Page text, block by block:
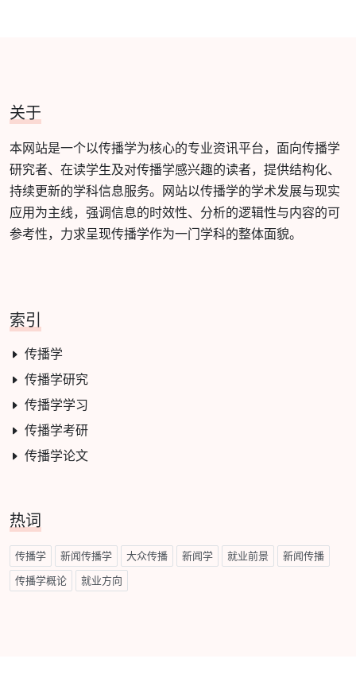
关于
本网站是一个以传播学为核心的专业资讯平台，面向传播学
研究者、在读学生及对传播学感兴趣的读者，提供结构化、
持续更新的学科信息服务。网站以传播学的学术发展与现实
应用为主线，强调信息的时效性、分析的逻辑性与内容的可
参考性，力求呈现传播学作为一门学科的整体面貌。
索引
传播学
传播学研究
传播学学习
传播学考研
传播学论文
热词
传播学 新闻传播学 大众传播 新闻学 就业前景 新闻传播
传播学概论 就业方向